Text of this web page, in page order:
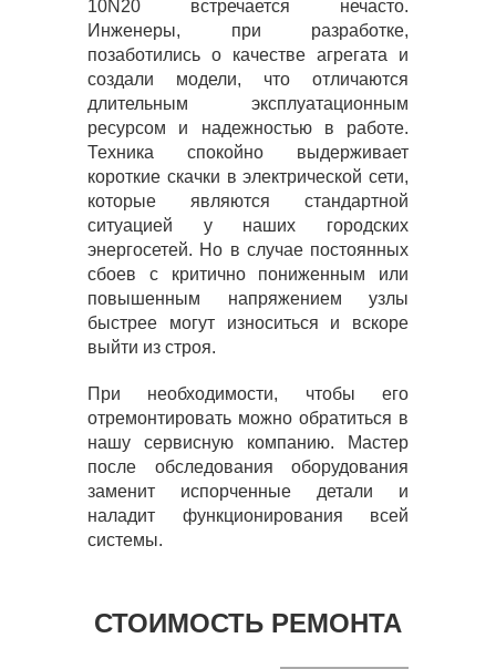
10N20 встречается нечасто.
Инженеры, при разработке,
позаботились о качестве агрегата и
создали модели, что отличаются
длительным эксплуатационным
ресурсом и надежностью в работе.
Техника спокойно выдерживает
короткие скачки в электрической сети,
которые являются стандартной
ситуацией у наших городских
энергосетей. Но в случае постоянных
сбоев с критично пониженным или
повышенным напряжением узлы
быстрее могут износиться и вскоре
выйти из строя.
При необходимости, чтобы его
отремонтировать можно обратиться в
нашу сервисную компанию. Мастер
после обследования оборудования
заменит испорченные детали и
наладит функционирования всей
системы.
СТОИМОСТЬ РЕМОНТА